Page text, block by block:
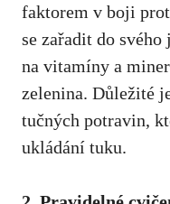
faktorem v boji
se zařadit do
na vitamíny a
zelenina. Důležité
tučných potravin,
ukládání tuku.